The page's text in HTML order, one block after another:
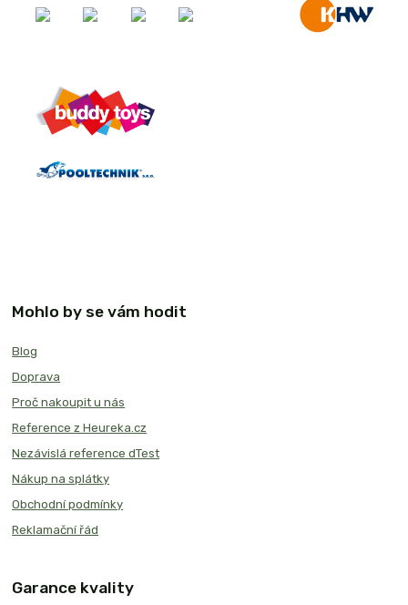
Mohlo by se vám hodit
Blog
Doprava
Proč nakoupit u nás
Reference z Heureka.cz
Nezávislá reference dTest
Nákup na splátky
Obchodní podmínky
Reklamační řád
Garance kvality